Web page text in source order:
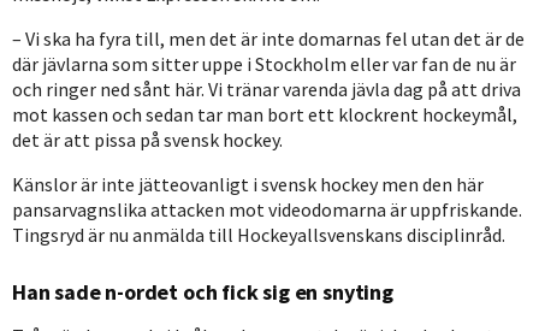
Vi ska ha fyra till, men det är inte domarnas fel utan det är de
där jävlarna som sitter uppe i Stockholm eller var fan de nu är
och ringer ned sånt här. Vi tränar varenda jävla dag på att driva
mot kassen och sedan tar man bort ett klockrent hockeymål,
det är att pissa på svensk hockey.
Känslor är inte jätteovanligt i svensk hockey men den här
pansarvagnslika attacken mot videodomarna är uppfriskande.
Tingsryd är nu anmälda till Hockeyallsvenskans disciplinråd.
Han sade n-ordet och fick sig en snyting